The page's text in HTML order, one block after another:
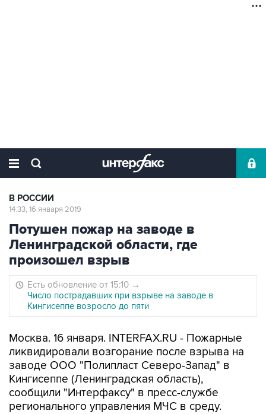
В РОССИИ
14:33, 16 января 2019
Потушен пожар на заводе в
Ленинградской области, где
произошел взрыв
Есть обновление от 15:10 →
Число пострадавших при взрыве на заводе в
Кингисеппе возросло до пяти
Москва. 16 января. INTERFAX.RU - Пожарные
ликвидировали возгорание после взрыва на
заводе ООО "Полипласт Северо-Запад" в
Кингисеппе (Ленинградская область),
сообщили "Интерфаксу" в пресс-службе
регионального управления МЧС в среду.